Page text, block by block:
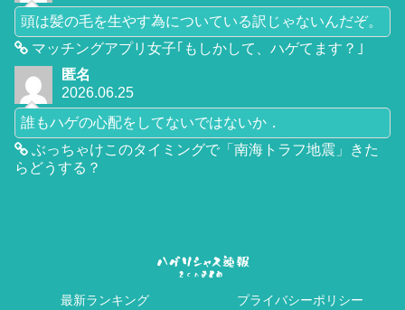
頭は髪の毛を生やす為についている訳じゃないんだぞ。
マッチングアプリ女子｢もしかして、ハゲてます？｣
匿名
2026.06.25
誰もハゲの心配をしてないではないか．
ぶっちゃけこのタイミングで「南海トラフ地震」きた
らどうする？
最新ランキング プライバシーポリシー